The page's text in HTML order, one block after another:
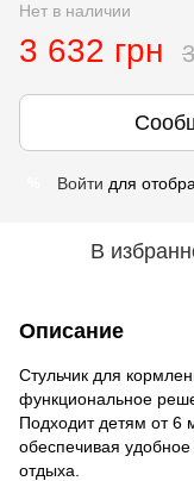
Нет в наличии
3 632 грн
Войти для
В
Описание
Стульчик для
функциональное
Подходит детям от 6
обеспечивая
отдыха.